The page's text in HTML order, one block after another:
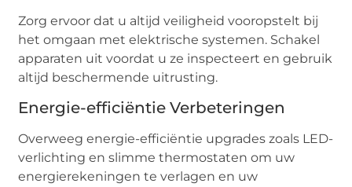
Zorg ervoor dat u altijd veiligheid vooropstelt bij
het omgaan met elektrische systemen. Schakel
apparaten uit voordat u ze inspecteert en gebruik
altijd beschermende uitrusting.
Energie-efficiëntie Verbeteringen
Overweeg energie-efficiëntie upgrades zoals LED-
verlichting en slimme thermostaten om uw
energierekeningen te verlagen en uw